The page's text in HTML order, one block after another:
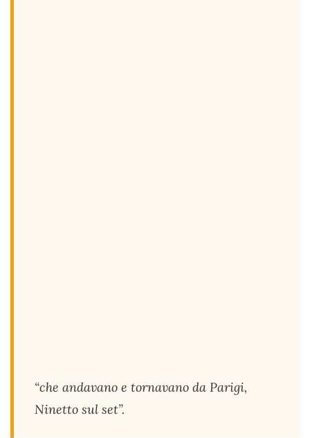
“che andavano e tornavano da Parigi,
Ninetto sul set”.